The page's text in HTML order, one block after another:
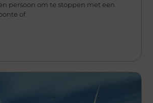
persoon om te stoppen met een
of